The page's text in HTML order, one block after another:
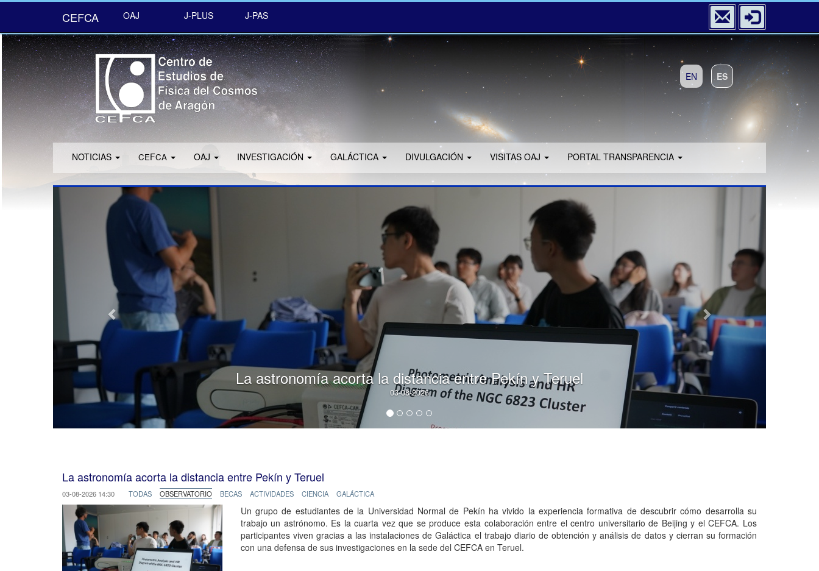
CEFCA OAJ J-PLUS J-PAS
EN ES
NOTICIAS CEFCA OAJ INVESTIGACIÓN GALÁCTICA DIVULGACIÓN VISITAS OAJ PORTAL TRANSPARENCIA
El telescopio JST250 abre una nueva época e invita a la
comunidad científica a diseñar su legado
16-07-2026
La astronomía acorta la distancia entre Pekín y Teruel
03-08-2026 14:30 TODAS OBSERVATORIO BECAS ACTIVIDADES CIENCIA GALÁCTICA
Un grupo de estudiantes de la Universidad Normal de Pekín ha vivido la experiencia formativa de descubrir cómo desarrolla su
trabajo un astrónomo. Es la cuarta vez que se produce esta colaboración entre el centro universitario de Beijing y el CEFCA. Los
participantes viven gracias a las instalaciones de Galáctica el trabajo diario de obtención y análisis de datos y cierran su formación
con una defensa de sus investigaciones en la sede del CEFCA en Teruel.